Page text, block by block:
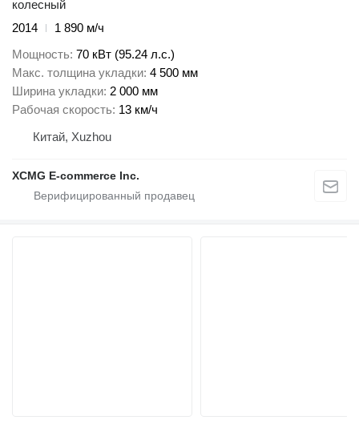
колесный
2014
1 890 м/ч
Мощность 70 кВт (95.24 л.с.)
Макс. толщина укладки 4 500 мм
Ширина укладки 2 000 мм
Рабочая скорость 13 км/ч
Китай, Xuzhou
XCMG E-commerce Inc.